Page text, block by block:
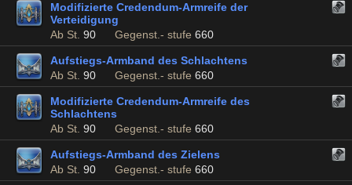
Modifizierte Credendum-Armreife der
Verteidigung
Ab St. 90 Gegenst.- stufe 660
Aufstiegs-Armband des Schlachtens
Ab St. 90 Gegenst.- stufe 660
Modifizierte Credendum-Armreife des
Schlachtens
Ab St. 90 Gegenst.- stufe 660
Aufstiegs-Armband des Zielens
Ab St. 90 Gegenst.- stufe 660